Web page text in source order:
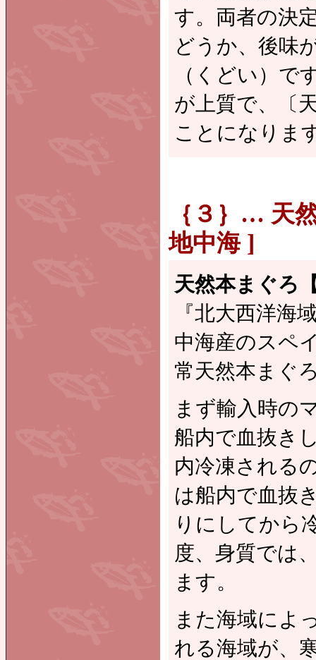
す。両者の決
どうか、後味
（くどい）で
が上質で、〔
ことになりま
｛３｝… 天
地中海 ]
天然本まぐろ
『北大西洋海
中海産のスペ
常天然本まぐ
まず輸入時の
船内で血抜き
内冷凍される
は船内で血抜
りにしてから
度、身質では
ます。
また海域によ
れる海域が、